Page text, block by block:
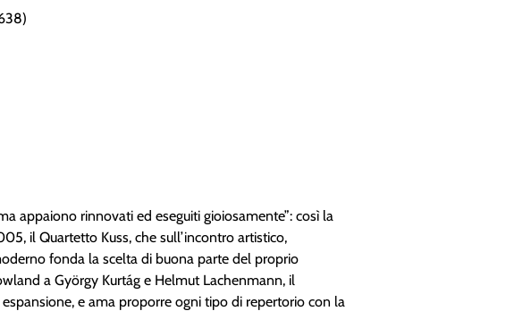
appaiono rinnovati ed eseguiti gioiosamente”: così la
il Quartetto Kuss, che sull’incontro artistico,
fonda la scelta di buona parte del proprio
a György Kurtág e Helmut Lachenmann, il
e ama proporre ogni tipo di repertorio con la